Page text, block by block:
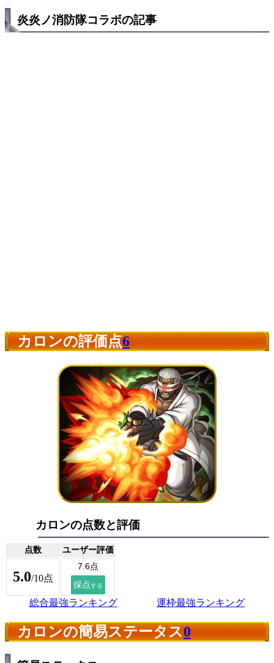
炎炎ノ消防隊コラボの記事
カロンの評価点6
カロンの点数と評価
点数 ユーザー評価
5.0/10点
総合最強ランキング 運枠最強ランキング
カロンの簡易ステータス0